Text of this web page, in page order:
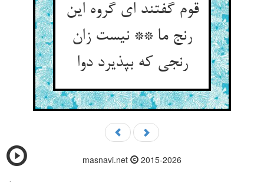
قوم گفتند ای گروه این
رنج ما ** نیست زان
رنجی که بپذیرد دوا
masnavi.net 2015-2026